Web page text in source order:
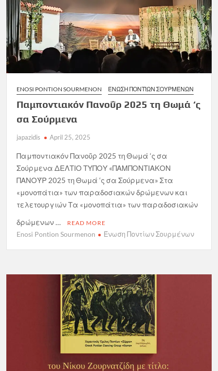
ENOSI PONTION SOURMENON ΈΝΩΣΗ ΠΟΝΤΊΩΝ ΣΟΥΡΜΈΝΩΝ
Παμποντιακόν Πανοΰρ 2025 τη Θωμά ‘ς
σα Σούρμενα
japazidis April 25, 2025
Παμποντιακόν Πανοΰρ 2025 τη Θωμά ‘ς σα
Σούρμενα ΔΕΛΤΙΟ ΤΥΠΟΥ «ΠΑΜΠΟΝΤΙΑΚΟΝ
ΠΑΝΟΫΡ 2025 τη Θωμά ‘ς σα Σούρμενα» Στα
«μονοπάτια» των παραδοσιακών δρώμενων και
τελετουργιών Τα «μονοπάτια» των παραδοσιακών
δρώμενων …
READ MORE
Enosi Pontion Sourmenon Ένωση Ποντίων Σουρμένων